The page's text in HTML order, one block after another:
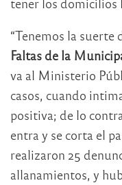
“Tenemos la suerte
Faltas de la
va al Ministerio
casos, cuando
positiva; de lo
entra y se corta el
realizaron 25
allanamientos, y